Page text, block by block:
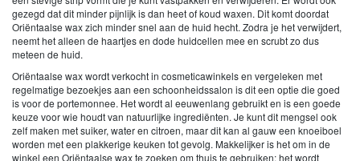
gezegd dat dit minder pijnlijk is dan heet of koud waxen. Dit komt doordat
Oriëntaalse wax zich minder snel aan de huid hecht. Zodra je het verwijdert,
neemt het alleen de haartjes en dode huidcellen mee en scrubt zo dus
meteen de huid.
Oriëntaalse wax wordt verkocht in cosmeticawinkels en vergeleken met
regelmatige bezoekjes aan een schoonheidssalon is dit een optie die goed
is voor de portemonnee. Het wordt al eeuwenlang gebruikt en is een goede
keuze voor wie houdt van natuurlijke ingrediënten. Je kunt dit mengsel ook
zelf maken met suiker, water en citroen, maar dit kan al gauw een knoeiboel
worden met een plakkerige keuken tot gevolg. Makkelijker is het om in de
winkel een Oriëntaalse wax te zoeken om thuis te gebruiken; het wordt